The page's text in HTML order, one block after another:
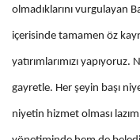
olmadıklarını vurgulayan
içerisinde tamamen öz
yatırımlarımızı
gayretle. Her şeyin başı
niyetin hizmet olması